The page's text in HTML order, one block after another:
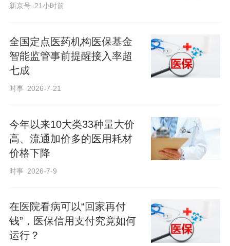
新京号 21小时前
全国定点医药机构医保基金
智能监管事前提醒接入率超
七成
时事 2026-7-21
今年以来10大类33种量大价
高、流通加价多的医用耗材
价格下降
时事 2026-7-9
在医院看病可以“回家再付
钱”，医保信用支付究竟如何
运行？